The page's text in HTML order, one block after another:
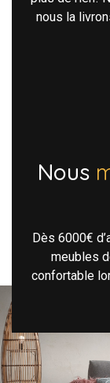
nous la
Nous
Dès 6000€
meubles
confortable